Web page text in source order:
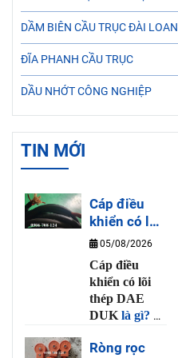
DẦM BIÊN CẦU TRỤC ĐÀI LOAN
ĐĨA PHANH CẦU TRỤC
DẦU NHỚT CÔNG NGHIỆP
TIN MỚI
Cáp điều
khiển có lõi
thép DAE
DUK là gì?
05/08/2026
Cáp điều
khiển có lõi
thép DAE
DUK là gì? Là
điều khiển cho
Ròng rọc